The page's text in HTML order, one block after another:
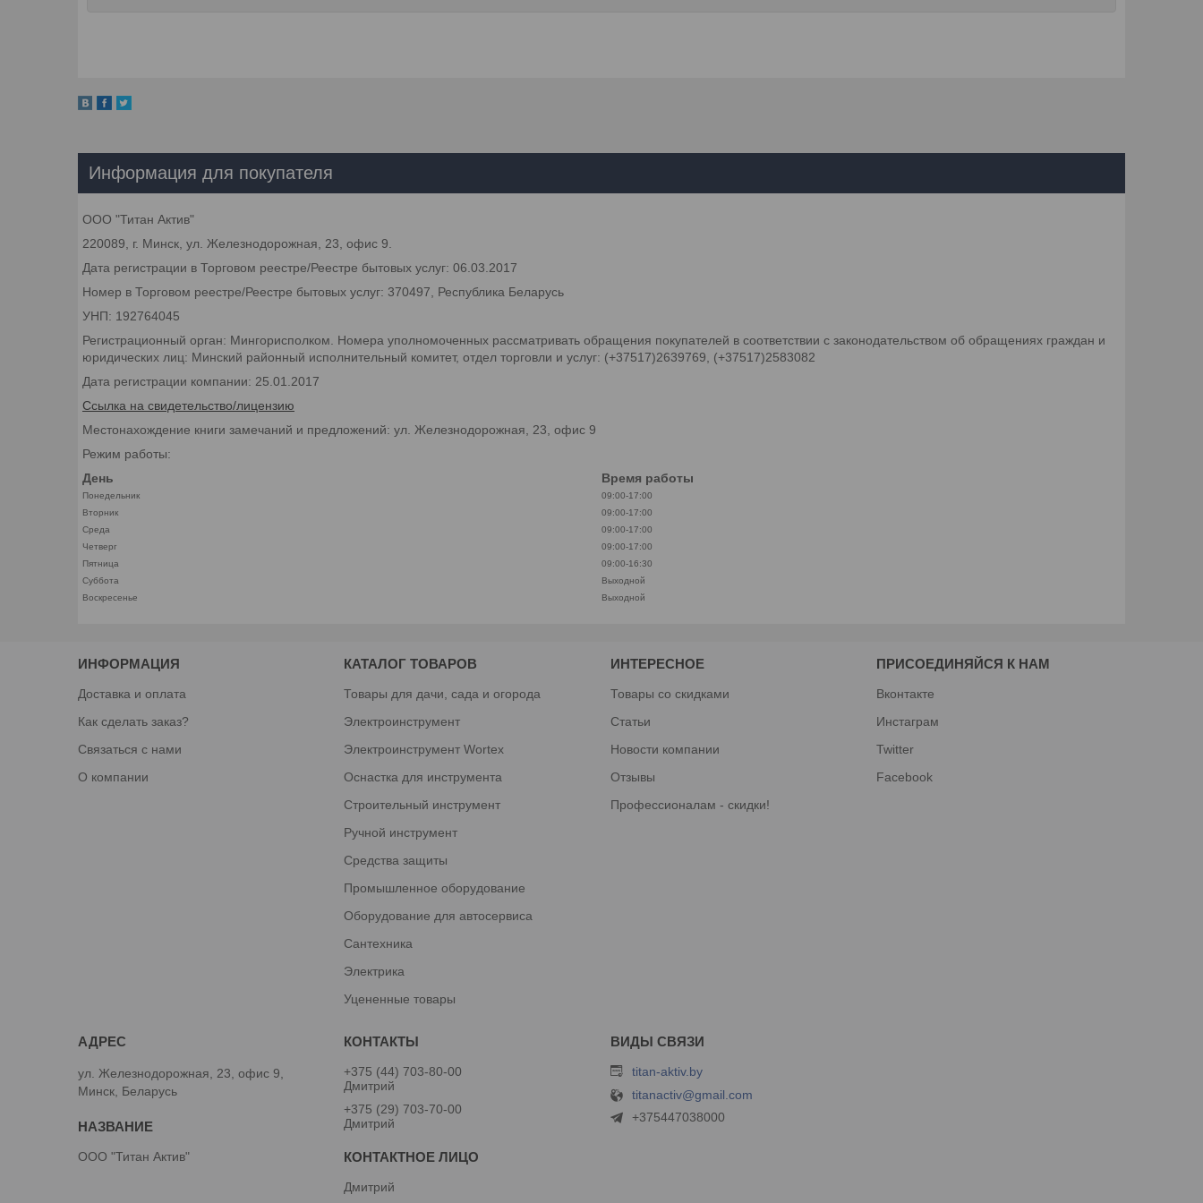
Информация для покупателя
ООО "Титан Актив"
220089, г. Минск, ул. Железнодорожная, 23, офис 9.
Дата регистрации в Торговом реестре/Реестре бытовых услуг: 06.03.2017
Номер в Торговом реестре/Реестре бытовых услуг: 370497, Республика Беларусь
УНП: 192764045
Регистрационный орган: Мингорисполком. Номера уполномоченных рассматривать обращения покупателей в соответствии с законодательством об обращениях граждан и
юридических лиц: Минский районный исполнительный комитет, отдел торговли и услуг: (+37517)2639769, (+37517)2583082
Дата регистрации компании: 25.01.2017
Ссылка на свидетельство/лицензию
Местонахождение книги замечаний и предложений: ул. Железнодорожная, 23, офис 9
Режим работы:
День
Время работы
Понедельник
09:00-17:00
Вторник
09:00-17:00
Среда
09:00-17:00
Четверг
09:00-17:00
Пятница
09:00-16:30
Суббота
Выходной
Воскресенье
Выходной
ИНФОРМАЦИЯ
Доставка и оплата
Как сделать заказ?
Связаться с нами
О компании
КАТАЛОГ ТОВАРОВ
Товары для дачи, сада и огорода
Электроинструмент
Электроинструмент Wortex
Оснастка для инструмента
Строительный инструмент
Ручной инструмент
Средства защиты
Промышленное оборудование
Оборудование для автосервиса
Сантехника
Электрика
Уцененные товары
ИНТЕРЕСНОЕ
Товары со скидками
Статьи
Новости компании
Отзывы
Профессионалам - скидки!
ПРИСОЕДИНЯЙСЯ К НАМ
Вконтакте
Инстаграм
Twitter
Facebook
ул. Железнодорожная, 23, офис 9,
Минск, Беларусь
ООО "Титан Актив"
+375 (44) 703-80-00
Дмитрий
+375 (29) 703-70-00
Дмитрий
Дмитрий
titan-aktiv.by
titanactiv@gmail.com
+375447038000